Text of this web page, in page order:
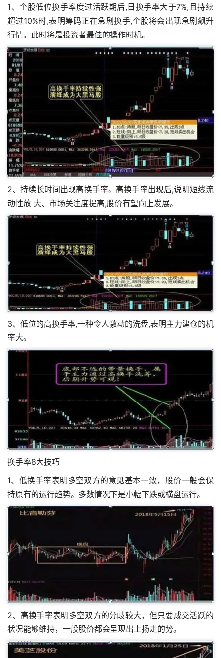
1、个股低位换手率度过活跃期后,日换手率大于7%,且持续
超过10%时,表明筹码正在急剧换手,个股将会出现急剧飙升
行情。此时将是投资者最佳的操作时机。
2、持续长时间出现高换手率。高换手率出现后,说明短线流
动性放 大、市场关注度提高,股价有望向上发展。
3、低位的高换手率,一种令人激动的洗盘,表明主力建仓的机
率大。
换手率8大技巧
1、低换手率表明多空双方的意见基本一致，股价一般会保
持原有的运行趋势。多数情况下是小幅下跌或横盘运行。
2、高换手率表明多空双方的分歧较大，但只要成交活跃的
状况能够维持，一般股价都会呈现出上扬走的势。